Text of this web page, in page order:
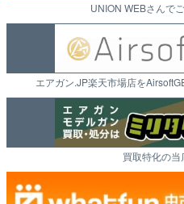
UNION WEBさんで
エアガン.JP楽天市場店を
買取特化の当